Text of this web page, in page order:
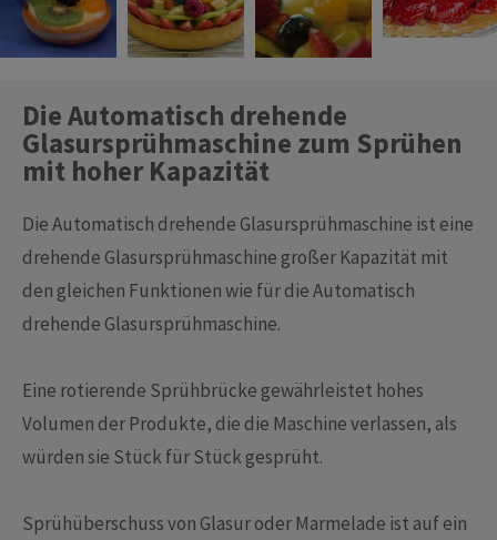
Die Automatisch drehende
Glasursprühmaschine zum Sprühen
mit hoher Kapazität
Die Automatisch drehende Glasursprühmaschine ist eine
drehende Glasursprühmaschine großer Kapazität mit
den gleichen Funktionen wie für die Automatisch
drehende Glasursprühmaschine.
Eine rotierende Sprühbrücke gewährleistet hohes
Volumen der Produkte, die die Maschine verlassen, als
würden sie Stück für Stück gesprüht.
Sprühüberschuss von Glasur oder Marmelade ist auf ein